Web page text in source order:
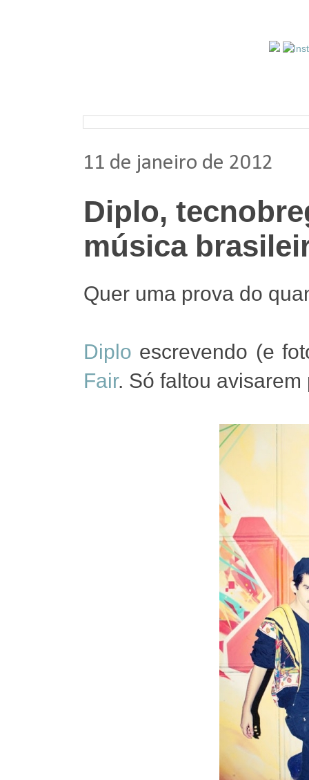
11 de janeiro de 2012
Diplo,
música
Quer uma prova do
Diplo escrevendo (e
Fair. Só faltou